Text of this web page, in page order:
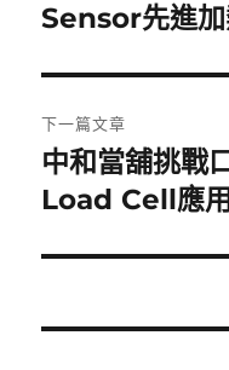
導
覽
一
文
章:
Sensor先進
下一篇文章
下
一
文
中和當舖挑戰
Load Cell應